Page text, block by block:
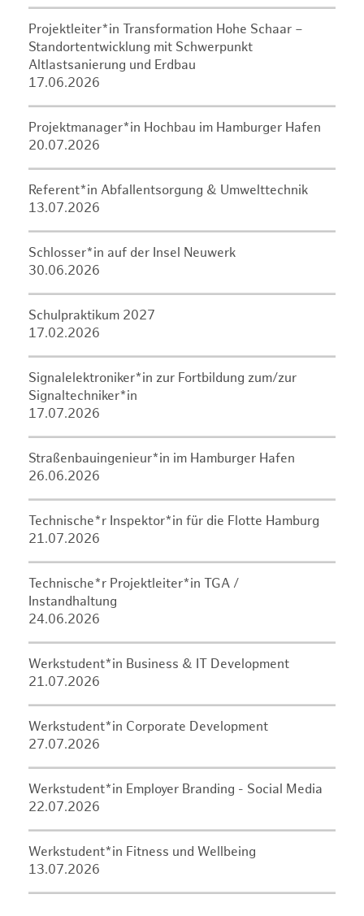
Projektleiter*in Transformation Hohe Schaar –
Standortentwicklung mit Schwerpunkt
Altlastsanierung und Erdbau
17.06.2026
Projektmanager*in Hochbau im Hamburger Hafen
20.07.2026
Referent*in Abfallentsorgung & Umwelttechnik
13.07.2026
Schlosser*in auf der Insel Neuwerk
30.06.2026
Schulpraktikum 2027
17.02.2026
Signalelektroniker*in zur Fortbildung zum/zur
Signaltechniker*in
17.07.2026
Straßenbauingenieur*in im Hamburger Hafen
26.06.2026
Technische*r Inspektor*in für die Flotte Hamburg
21.07.2026
Technische*r Projektleiter*in TGA /
Instandhaltung
24.06.2026
Werkstudent*in Business & IT Development
21.07.2026
Werkstudent*in Corporate Development
27.07.2026
Werkstudent*in Employer Branding - Social Media
22.07.2026
Werkstudent*in Fitness und Wellbeing
13.07.2026